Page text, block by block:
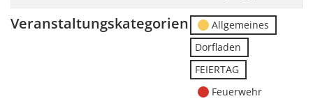
Veranstaltungskategorien
Allgemeines
Dorfladen
FEIERTAG
Feuerwehr